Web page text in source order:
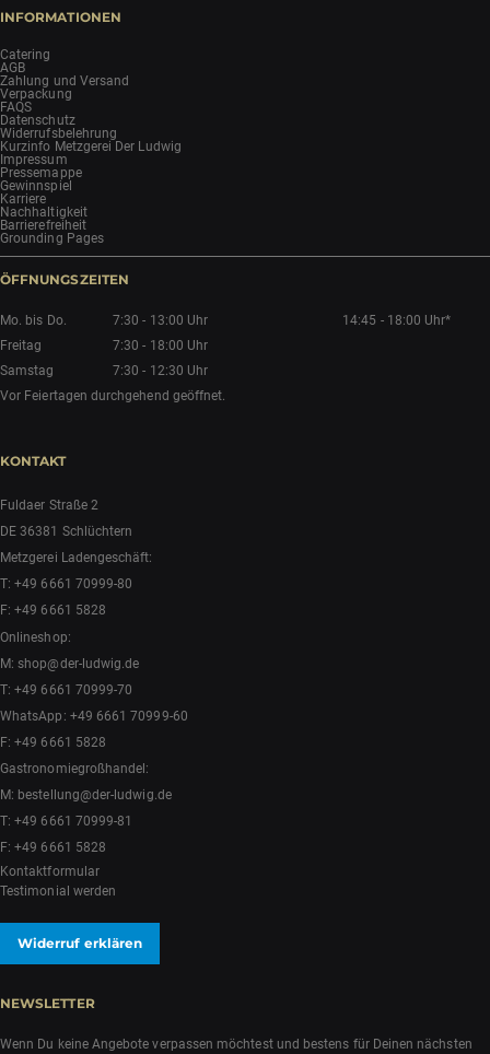
INFORMATIONEN
Catering
AGB
Zahlung und Versand
Verpackung
FAQS
Datenschutz
Widerrufsbelehrung
Kurzinfo Metzgerei Der Ludwig
Impressum
Pressemappe
Gewinnspiel
Karriere
Nachhaltigkeit
Barrierefreiheit
Grounding Pages
ÖFFNUNGSZEITEN
Mo. bis Do. 7:30 - 13:00 Uhr
14:45 - 18:00 Uhr*
Freitag
7:30 - 18:00 Uhr
Samstag
7:30 - 12:30 Uhr
Vor Feiertagen durchgehend geöffnet.
KONTAKT
Fuldaer Straße 2
DE 36381 Schlüchtern
Metzgerei Ladengeschäft:
T:+49 6661 70999-80
F: +49 6661 5828
Onlineshop:
M:shop@der-ludwig.de
T:+49 6661 70999-70
WhatsApp: +49 6661 70999-60
F: +49 6661 5828
Gastronomiegroßhandel:
M: bestellung@der-ludwig.de
T:+49 6661 70999-81
F: +49 6661 5828
Kontaktformular
Testimonial werden
Widerruf erklären
NEWSLETTER
Wenn Du keine Angebote verpassen möchtest und bestens für Deinen nächsten